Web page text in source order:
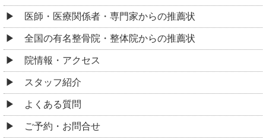
医師・医療関係者・専門家からの推薦状
全国の有名整骨院・整体院からの推薦状
院情報・アクセス
スタッフ紹介
よくある質問
ご予約・お問合せ